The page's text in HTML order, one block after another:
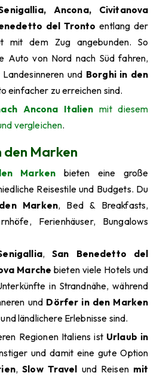
Ancona, Civitanova
del Tronto entlang der
mit dem Zug angebunden. So
Auto von Nord nach Süd fahren,
und Borghi in den
einfacher zu erreichen sind.
Ancona Italien mit diesem
vergleichen.
Marken
Marken bieten eine große
Reisestile und Budgets. Du
Marken, Bed & Breakfasts,
Ferienhäuser, Bungalows
,San Benedetto del
Marche bieten viele Hotels und
in Strandnähe, während
und Dörfer in den Marken
ländlichere Erlebnisse sind.
Regionen Italiens ist Urlaub in
und damit eine gute Option
,Slow Travel und Reisen mit